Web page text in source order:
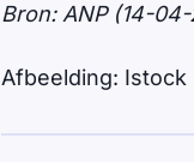
Bron: ANP (14-04-
Afbeelding: Istock